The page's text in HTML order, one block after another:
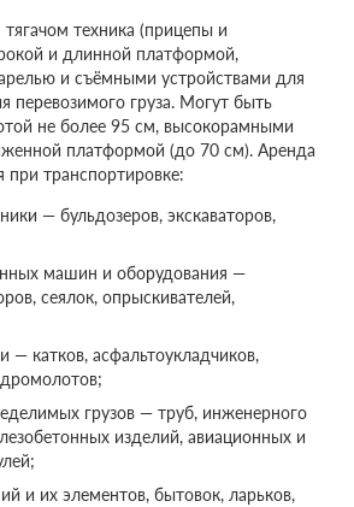
техника (прицепы и
и длинной платформой,
и съёмными устройствами для
перевозимого груза. Могут быть
не более 95 см, высокорамными
платформой (до 70 см). Аренда
при транспортировке:
— бульдозеров, экскаваторов,
машин и оборудования —
сеялок, опрыскивателей,
— катков, асфальтоукладчиков,
грузов — труб, инженерного
изделий, авиационных и
и их элементов, бытовок, ларьков,